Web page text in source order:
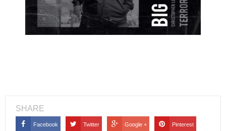
SHARE
Facebook Twitter Google + Pinterest